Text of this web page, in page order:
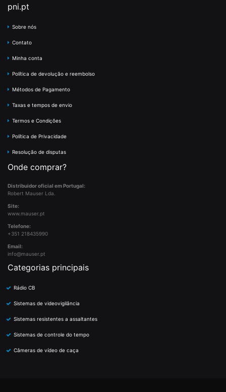
pni.pt
Sobre nós
Contato
Minha conta
Política de devolução e reembolso
Métodos de Pagamento
Taxas e tempos de envio
Termos e Condições
Política de Privacidade
Resolução de disputas
Onde comprar?
Distribuidor oficial em Portugal:
Robert Mauser Lda.
Site:
www.mauser.pt
Telefone:
+351 218435990
Email:
info@mauser.pt
Categorias principais
Rádio CB
Sistemas de videovigilância
Sistemas resistentes a assaltantes
Sistemas de controle do tempo
Câmeras de vídeo de caça